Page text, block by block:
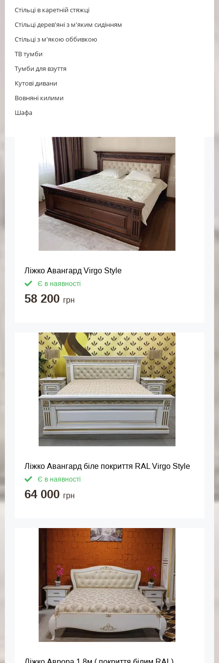
Стільці в каретній стяжці
Стільці дерев'яні з м'яким сидінням
Стільці з м'якою оббивкою
ТВ тумби
Тумби для взуття
Кутові дивани
Вовняні килими
Шафа
Ліжко Авангард Virgo Style
Є в наявності
58 200 грн
Ліжко Авангард біле покриття RAL Virgo Style
Є в наявності
64 000 грн